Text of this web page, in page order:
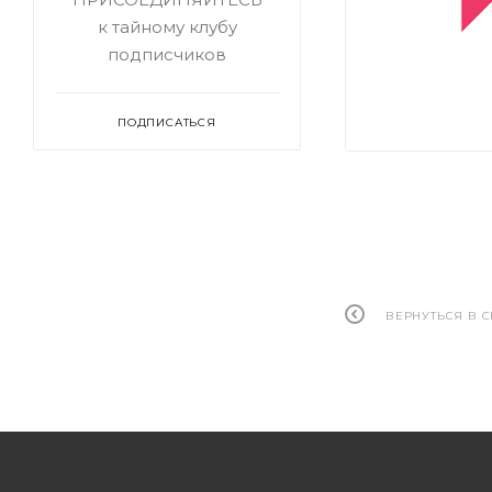
ВЕРНУТЬСЯ В
к тайному клубу
подписчиков
ПОДПИСАТЬСЯ